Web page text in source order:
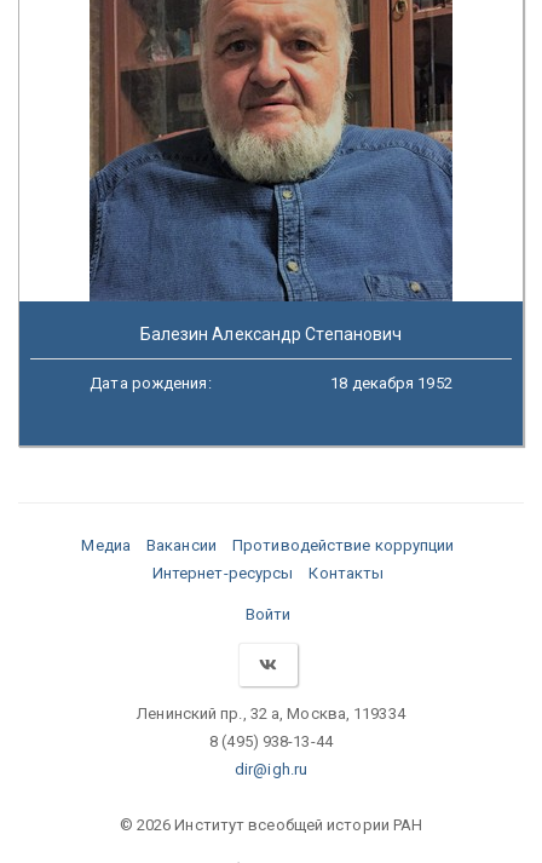
Балезин Александр Степанович
Дата рождения: 18 декабря 1952
Медиа Вакансии
Противодействие коррупции
Интернет-ресурсы
Контакты
Войти
Ленинский пр., 32 а, Москва, 119334
8 (495) 938-13-44
dir@igh.ru
© 2026 Институт всеобщей истории РАН